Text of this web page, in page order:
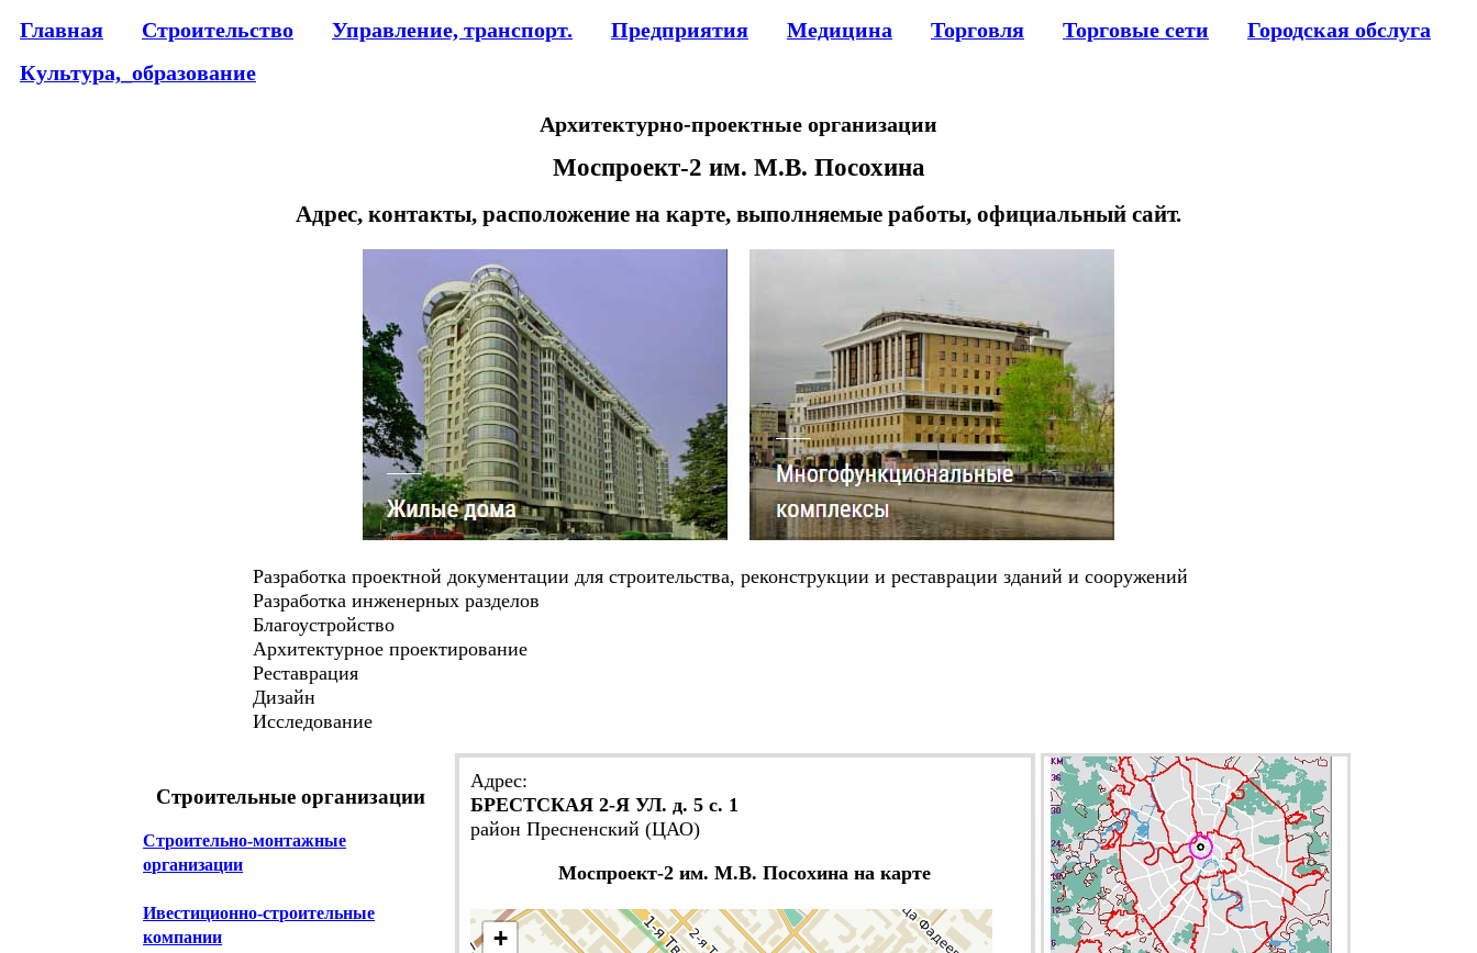
Главная Строительство Управление, транспорт. Предприятия Медицина Торговля Торговые сети
Городская обслуга
Культура,_образование
Архитектурно-проектные организации
Моспроект-2 им. М.В. Посохина
Адрес, контакты, расположение на карте, выполняемые работы, официальный сайт.
Разработка проектной документации для строительства, реконструкции и реставрации зданий и сооружений
Разработка инженерных разделов
Благоустройство
Архитектурное проектирование
Реставрация
Дизайн
Исследование
Строительные организации
Строительно-монтажные
организации
Ивестиционно-строительные
компании
Адрес:
БРЕСТСКАЯ 2-Я УЛ. д. 5 с. 1
район Пресненский (ЦАО)
Моспроект-2 им. М.В. Посохина на карте
+